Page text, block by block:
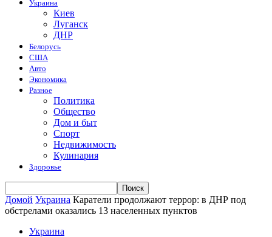
Украина
Киев
Луганск
ДНР
Белорусь
США
Авто
Экономика
Разное
Политика
Общество
Дом и быт
Спорт
Недвижимость
Кулинария
Здоровье
Домой Украина Каратели продолжают террор: в ДНР под
обстрелами оказались 13 населенных пунктов
Украина